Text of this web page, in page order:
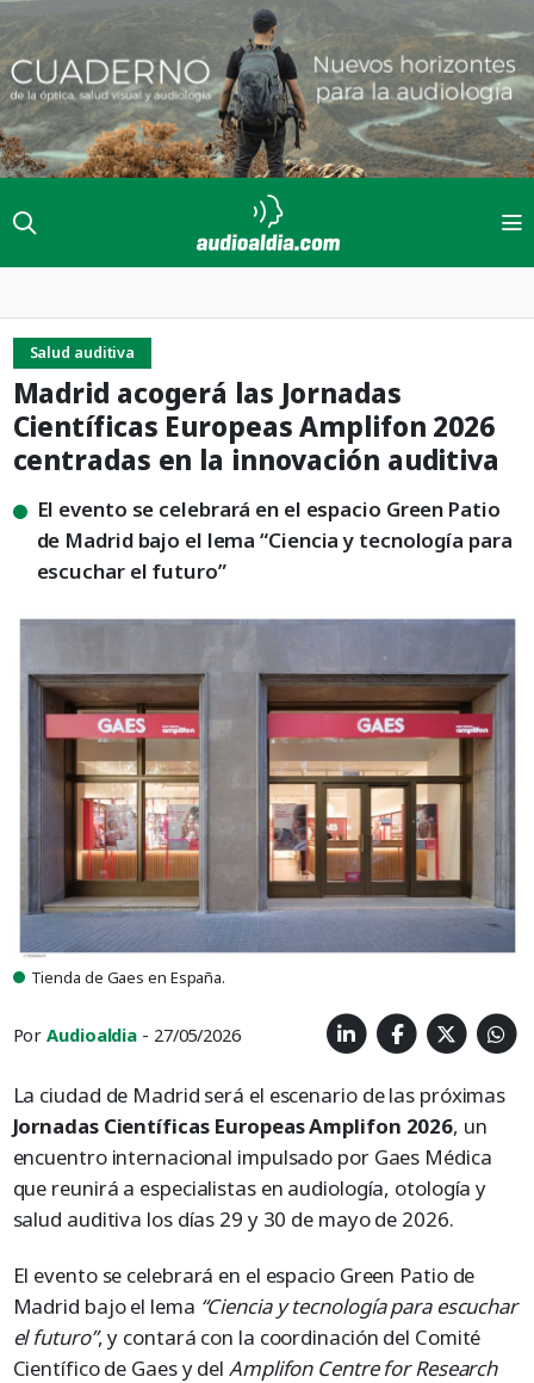
Salud auditiva
Madrid acogerá las Jornadas
Científicas Europeas Amplifon 2026
centradas en la innovación auditiva
El evento se celebrará en el espacio Green Patio
de Madrid bajo el lema “Ciencia y tecnología para
escuchar el futuro”
Tienda de Gaes en España.
PorAudioaldia - 27/05/2026
La ciudad de Madrid será el escenario de las próximas
Jornadas Científicas Europeas Amplifon 2026, un
encuentro internacional impulsado por Gaes Médica
que reunirá a especialistas en audiología, otología y
salud auditiva los días 29 y 30 de mayo de 2026.
El evento se celebrará en el espacio Green Patio de
Madrid bajo el lema “Ciencia y tecnología para escuchar
el futuro”, y contará con la coordinación del Comité
Científico de Gaes y del Amplifon Centre for Research